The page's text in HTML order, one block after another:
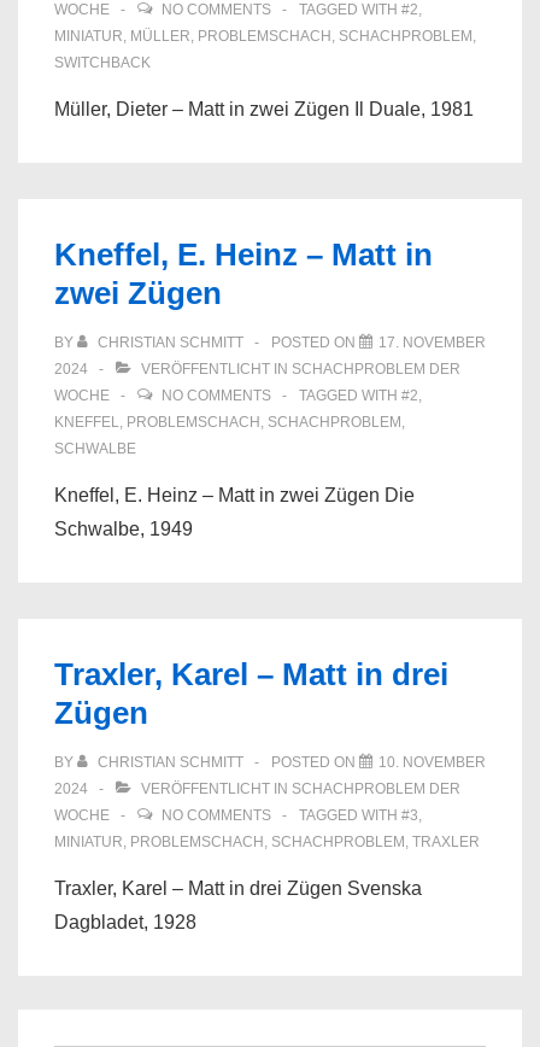
WOCHE
NO COMMENTS TAGGED WITH #2,
MINIATUR, MÜLLER, PROBLEMSCHACH , SCHACHPROBLEM ,
SWITCHBACK
Müller, Dieter – Matt in zwei Zügen Il Duale, 1981
Kneffel, E. Heinz – Matt in
zwei Zügen
BY CHRISTIAN SCHMITT POSTED ON
17. NOVEMBER
2024
VERÖFFENTLICHT IN SCHACHPROBLEM DER
WOCHE
NO COMMENTS TAGGED WITH #2,
KNEFFEL, PROBLEMSCHACH , SCHACHPROBLEM ,
SCHWALBE
Kneffel, E. Heinz – Matt in zwei Zügen Die
Schwalbe, 1949
Traxler, Karel – Matt in drei
Zügen
BY CHRISTIAN SCHMITT POSTED ON
10. NOVEMBER
2024
VERÖFFENTLICHT IN SCHACHPROBLEM DER
WOCHE
NO COMMENTS TAGGED WITH #3,
MINIATUR, PROBLEMSCHACH , SCHACHPROBLEM , TRAXLER
Traxler, Karel – Matt in drei Zügen Svenska
Dagbladet, 1928